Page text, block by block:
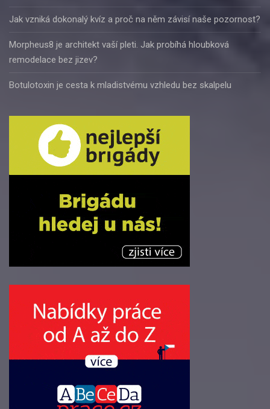
Jak vzniká dokonalý kvíz a proč na něm závisí naše pozornost?
Morpheus8 je architekt vaší pleti. Jak probíhá hloubková
remodelace bez jizev?
Botulotoxin je cesta k mladistvému vzhledu bez skalpelu